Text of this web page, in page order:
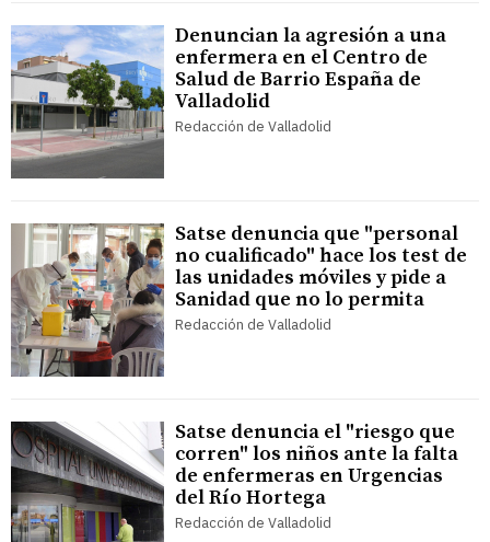
Denuncian la agresión a una
enfermera en el Centro de
Salud de Barrio España de
Valladolid
Redacción de Valladolid
Satse denuncia que "personal
no cualificado" hace los test de
las unidades móviles y pide a
Sanidad que no lo permita
Redacción de Valladolid
Satse denuncia el "riesgo que
corren" los niños ante la falta
de enfermeras en Urgencias
del Río Hortega
Redacción de Valladolid